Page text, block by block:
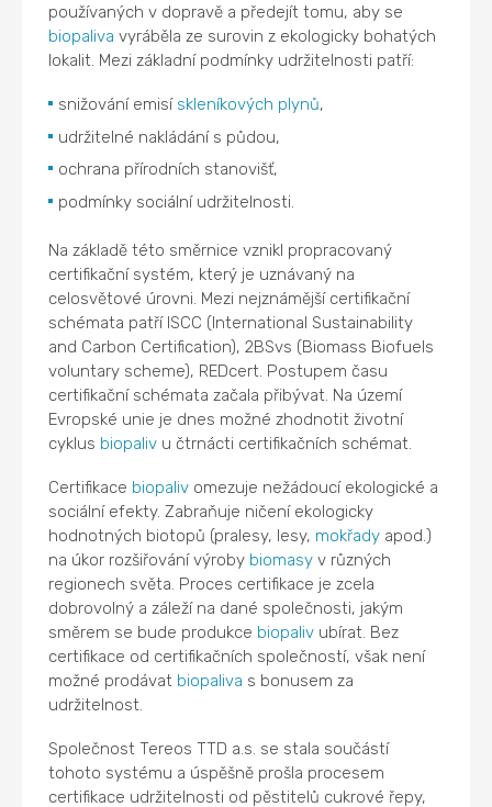
používaných v dopravě a předejít tomu, aby se
biopaliva vyráběla ze surovin z ekologicky bohatých
lokalit. Mezi základní podmínky udržitelnosti patří:
snižování emisí skleníkových plynů,
udržitelné nakládání s půdou,
ochrana přírodních stanovišť,
podmínky sociální udržitelnosti.
Na základě této směrnice vznikl propracovaný
certifikační systém, který je uznávaný na
celosvětové úrovni. Mezi nejznámější certifikační
schémata patří ISCC (International Sustainability
and Carbon Certification), 2BSvs (Biomass Biofuels
voluntary scheme), REDcert. Postupem času
certifikační schémata začala přibývat. Na území
Evropské unie je dnes možné zhodnotit životní
cyklus biopaliv u čtrnácti certifikačních schémat.
Certifikace biopaliv omezuje nežádoucí ekologické a
sociální efekty. Zabraňuje ničení ekologicky
hodnotných biotopů (pralesy, lesy, mokřady apod.)
na úkor rozšiřování výroby biomasy v různých
regionech světa. Proces certifikace je zcela
dobrovolný a záleží na dané společnosti, jakým
směrem se bude produkce biopaliv ubírat. Bez
certifikace od certifikačních společností, však není
možné prodávat biopaliva s bonusem za
udržitelnost.
Společnost Tereos TTD a.s. se stala součástí
tohoto systému a úspěšně prošla procesem
certifikace udržitelnosti od pěstitelů cukrové řepy,